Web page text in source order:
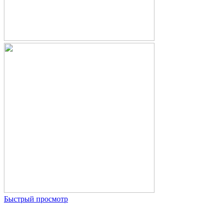
Быстрый просмотр